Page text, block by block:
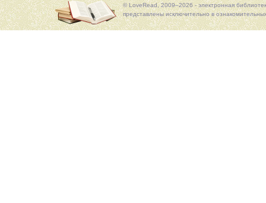
© LoveRead, 2009–2026 - электронная
представлены исключительно в